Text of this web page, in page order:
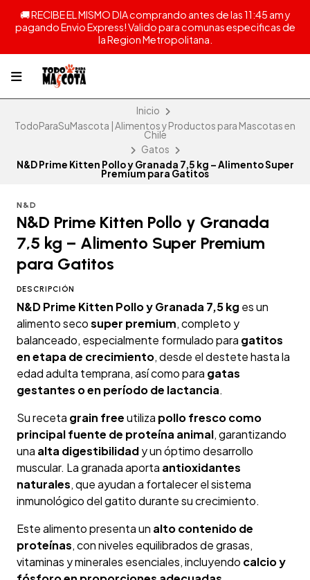
🚚 RECIBE EL MISMO DIA comprando antes de las 11:45 am y
pagando Envio Express! Valido para comunas especificas de
la Region Metropolitana.
Inicio
TodoParaSuMascota | Alimentos y Productos para Mascotas en
Chile
Gatos
N&D Prime Kitten Pollo y Granada 7,5 kg – Alimento Super
Premium para Gatitos
N&D
N&D Prime Kitten Pollo y Granada
7,5 kg – Alimento Super Premium
para Gatitos
DESCRIPCIÓN
N&D Prime Kitten Pollo y Granada 7,5 kg es un
alimento secosuper premium, completo y
balanceado, especialmente formulado para gatitos
en etapa de crecimiento, desde el destete hasta la
edad adulta temprana, así como para gatas
gestantes o en período de lactancia.
Su receta grain freeutiliza pollo fresco como
principal fuente de proteína animal, garantizando
una alta digestibilidady un óptimo desarrollo
muscular. La granada aporta antioxidantes
naturales, que ayudan a fortalecer el sistema
inmunológico del gatito durante su crecimiento.
Este alimento presenta un alto contenido de
proteínas, con niveles equilibrados de grasas,
vitaminas y minerales esenciales, incluyendo calcio y